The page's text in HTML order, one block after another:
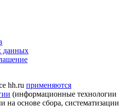
данных
hh.ru применяются
(информационные технологии
на основе сбора, систематизации